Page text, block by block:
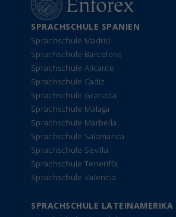
SPRACHSCHULE SPANIEN
Sprachschule Madrid
Sprachschule Barcelona
Sprachschule Alicante
Sprachschule Cadiz
Sprachschule Granada
Sprachschule Malaga
Sprachschule Marbella
Sprachschule Salamanca
Sprachschule Sevilla
Sprachschule Teneriffa
Sprachschule Valencia
SPRACHSCHULE LATEINAMERIKA